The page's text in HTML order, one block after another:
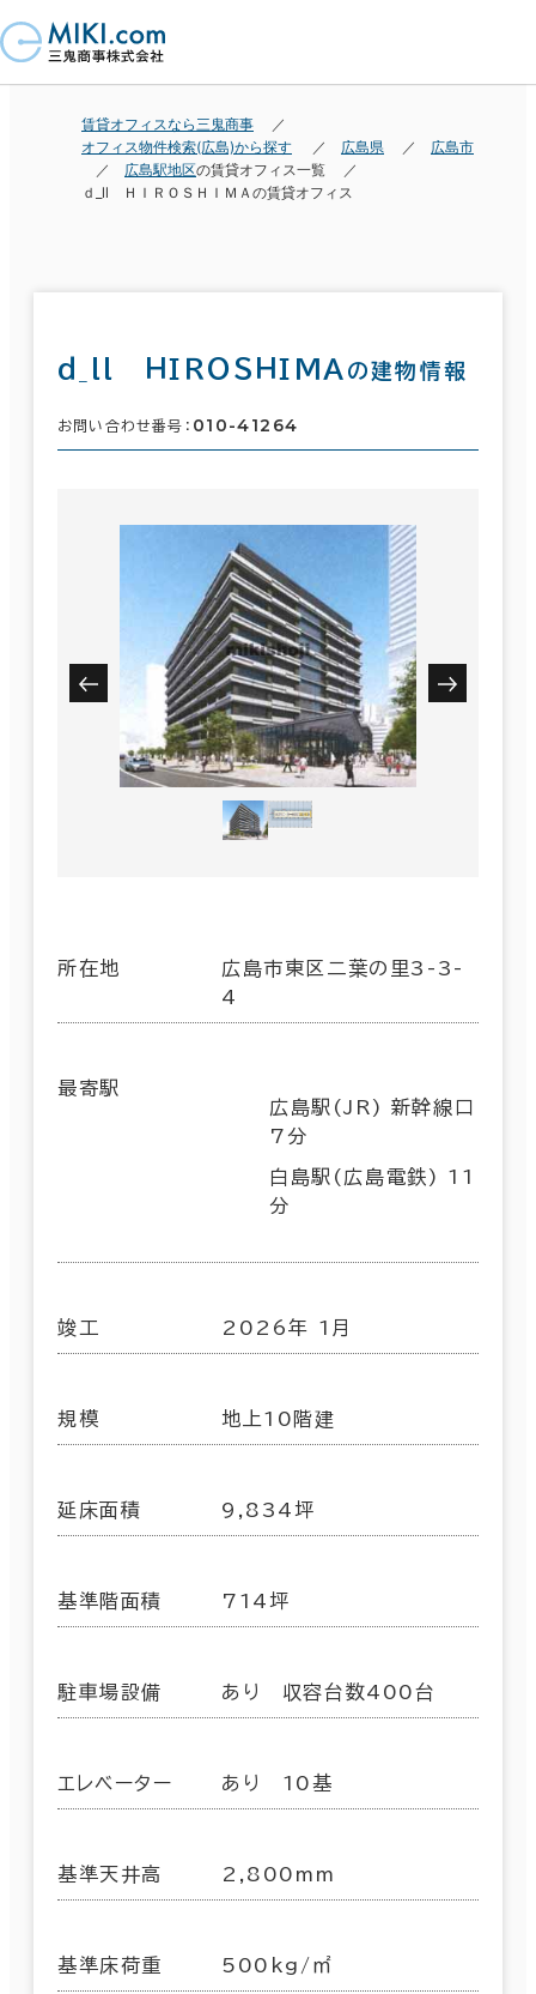
賃貸オフィスなら三鬼商事
オフィス物件検索(広島)から探す
広島県
広島市
広島駅地区の賃貸オフィス一覧
ｄ_ll ＨＩＲＯＳＨＩＭＡの賃貸オフィス
ｄ_ll ＨＩＲＯＳＨＩＭＡ の建物情報
お問い合わせ番号： 010-41264
所在地
広島市東区二葉の里3-3-
4
最寄駅
広島駅(JR) 新幹線口
7分
白島駅(広島電鉄) 11
分
竣工 2026年 1月
規模 地上10階建
延床面積 9,834坪
基準階面積 714坪
駐車場設備 あり 収容台数400台
エレベーター あり 10基
基準天井高 2,800mm
基準床荷重 500kg/㎡